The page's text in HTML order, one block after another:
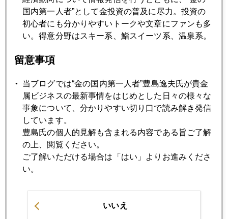
2008年01月28日
初心者向け:金価格上昇は投機的バブルか？
南ア電力危機
2008年01月25日
９００ドル回復
2008年01月24日
2008年01月23日
国内第一人者”として金投資の普及に尽力。投資の
初心者にも分かりやすいトークや文章にファンも多
い。得意分野はスキー系、鮨スイーツ系、温泉系。
留意事項
当ブログでは“金の国内第一人者”豊島逸夫氏が貴金
属ビジネスの最新事情をはじめとした日々の様々な
事象について、分かりやすい切り口で読み解き発信
しています。
豊島氏の個人的見解も含まれる内容である旨ご了解
の上、閲覧ください。
ご了解いただける場合は「はい」よりお進みくださ
い。
いいえ